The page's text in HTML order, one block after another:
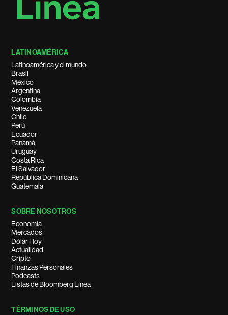
LATINOAMÉRICA
Latinoamérica y el mundo
Brasil
México
Argentina
Colombia
Venezuela
Chile
Perú
Ecuador
Panamá
Uruguay
Costa Rica
El Salvador
República Dominicana
Guatemala
SOBRE NOSOTROS
Economía
Mercados
Dólar Hoy
Actualidad
Cripto
Finanzas Personales
Podcasts
Listas de Bloomberg Línea
TÉRMINOS DE USO